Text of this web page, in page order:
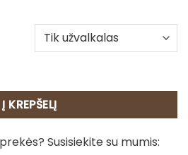
gobeleno pagalvėlė – Žirgas 2
Į KREPŠELĮ
Susisiekite su mumis: